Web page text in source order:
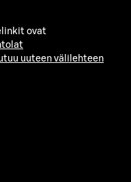
ovat
uuteen välilehteen